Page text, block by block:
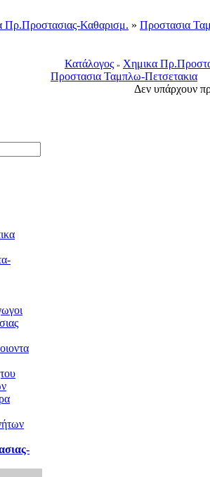
Πρ.Προστασιας-Καθαρισμ. » Προστασια
Κατάλογος » Χημικα
Προστασια Ταμπλω-Πετσετακια
Δεν υπάρχουν